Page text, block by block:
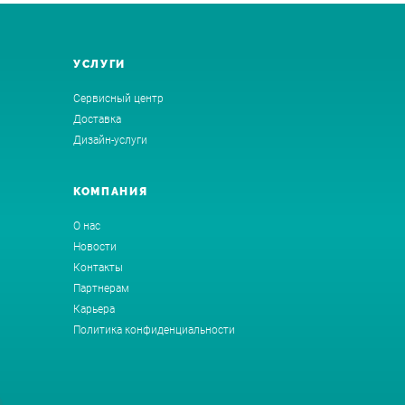
УСЛУГИ
Сервисный центр
Доставка
Дизайн-услуги
КОМПАНИЯ
О нас
Новости
Контакты
Партнерам
Карьера
Политика конфиденциальности